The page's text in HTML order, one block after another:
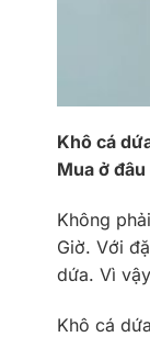
Khô cá
Mua ở
Không
Giờ. Với
dứa. Vì
Khô cá